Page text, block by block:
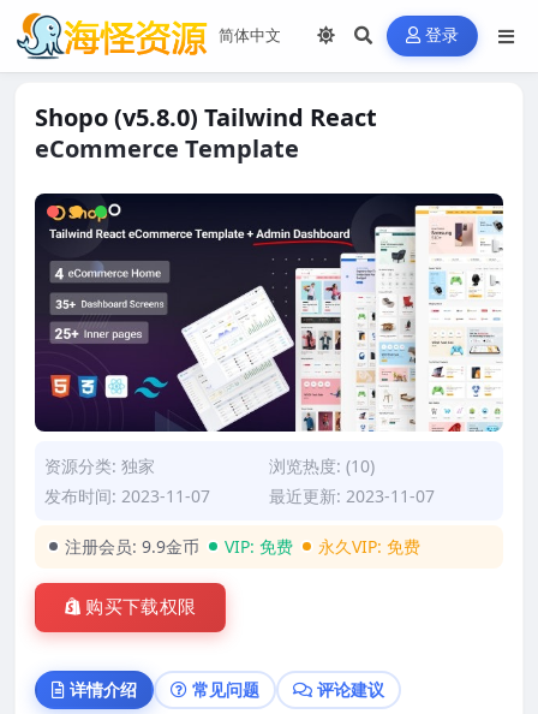
登录
Shopo (v5.8.0) Tailwind React
eCommerce Template
资源分类: 独家
浏览热度: (10)
发布时间: 2023-11-07
最近更新: 2023-11-07
注册会员: 9.9金币 VIP: 免费 永久VIP: 免费
购买下载权限
详情介绍 常见问题 评论建议